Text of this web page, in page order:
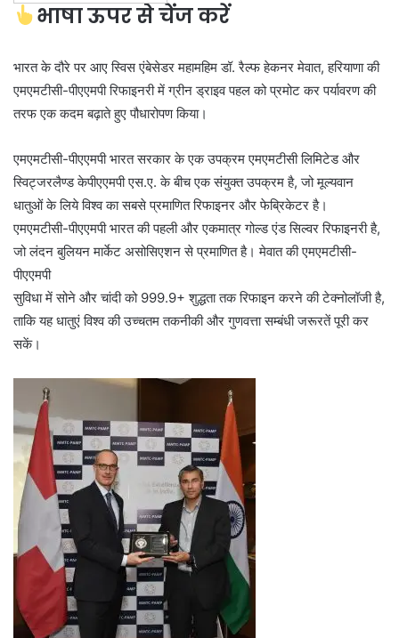
भाषा ऊपर से चेंज करें
भारत के दौरे पर आए स्विस एंबेसेडर महामहिम डॉ. रैल्फ हेकनर मेवात, हरियाणा की
एमएमटीसी-पीएएमपी रिफाइनरी में ग्रीन ड्राइव पहल को प्रमोट कर पर्यावरण की
तरफ एक कदम बढ़ाते हुए पौधारोपण किया।
एमएमटीसी-पीएएमपी भारत सरकार के एक उपक्रम एमएमटीसी लिमिटेड और
स्विट्जरलैण्ड केपीएएमपी एस.ए. के बीच एक संयुक्त उपक्रम है, जो मूल्यवान
धातुओं के लिये विश्व का सबसे प्रमाणित रिफाइनर और फेब्रिकेटर है।
एमएमटीसी-पीएएमपी भारत की पहली और एकमात्र गोल्ड एंड सिल्वर रिफाइनरी है,
जो लंदन बुलियन मार्केट असोसिएशन से प्रमाणित है। मेवात की एमएमटीसी-
पीएएमपी
सुविधा में सोने और चांदी को 999.9+ शुद्धता तक रिफाइन करने की टेक्नोलॉजी है,
ताकि यह धातुएं विश्व की उच्चतम तकनीकी और गुणवत्ता सम्बंधी जरूरतें पूरी कर
सकें।